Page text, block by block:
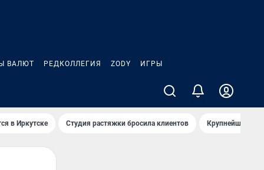
ВАЛЮТ РЕДКОЛЛЕГИЯ ZODY ИГРЫ
в Иркутске Студия растяжки бросила клиентов Крупнейшие